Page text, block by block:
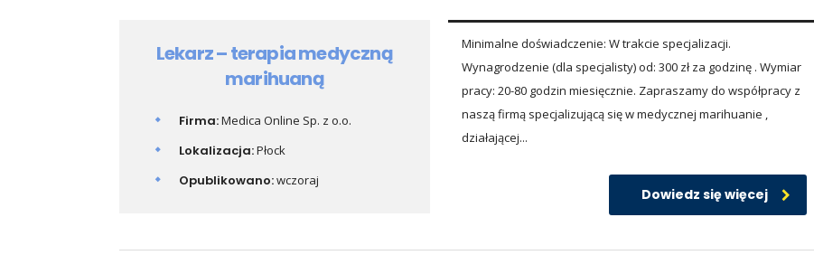
Lekarz – terapia medyczną
marihuaną
Firma:Medica Online Sp. z o.o.
Lokalizacja:Płock
Opublikowano:wczoraj
Minimalne doświadczenie: W trakcie specjalizacji.
Wynagrodzenie (dla specjalisty) od: 300 zł za godzinę . Wymiar
pracy: 20-80 godzin miesięcznie. Zapraszamy do współpracy z
naszą firmą specjalizującą się w medycznej marihuanie ,
działającej...
Dowiedz się więcej